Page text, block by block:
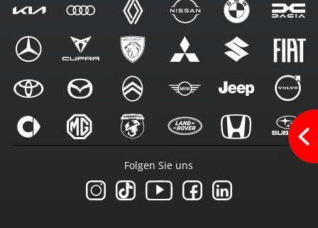
Navi mit Touchscreen
Radio
Radio DAB
Radio mit Farbdisplay
Radio mit Touchscreen
Sprachsteuerung
Touchscreen
USB-Anschluss
Sicherheit
Abstandswarnsystem
Folgen Sie uns